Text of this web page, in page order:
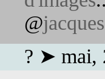
@
? ➤ mai,